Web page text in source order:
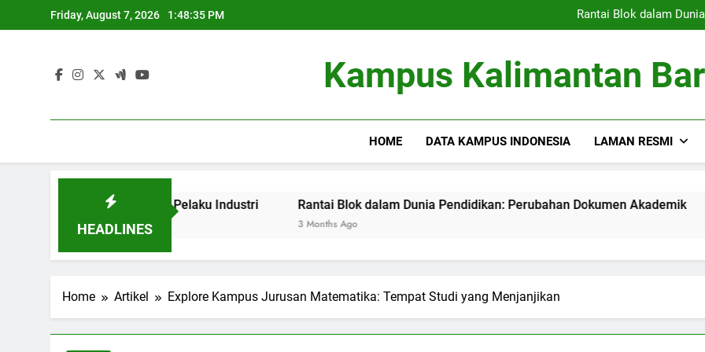
to
Friday, August 7, 2026 1:48:35 PM
Rantai Blok dalam
Membangun
Rantai Blok dalam
Membangun
Kampus Kalimantan
HOME DATA KAMPUS INDONESIA LAMAN RESMI
HEADLINES
Pendidikan dan Pelaku Industri Rantai Blok dalam Dunia Pendidikan: Perubahan Dokumen Akademik
3 Months Ago 3
Home Artikel Explore Kampus Jurusan Matematika: Tempat Studi yang Menjanjikan